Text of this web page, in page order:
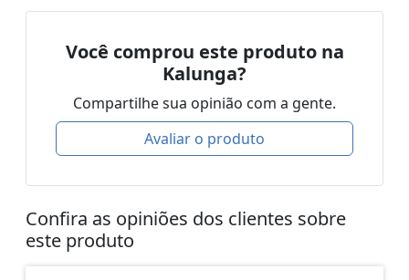
Você comprou este produto na
Kalunga?
Compartilhe sua opinião com a gente.
Avaliar o produto
Confira as opiniões dos clientes sobre
este produto